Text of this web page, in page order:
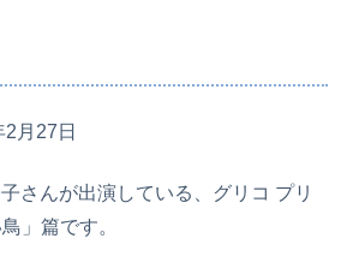
月27日
さんが出演している、グリコ プリ
」篇です。